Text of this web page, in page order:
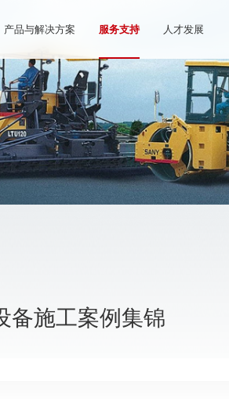
产品与解决方案 服务支持 人才发展
备施工案例集锦